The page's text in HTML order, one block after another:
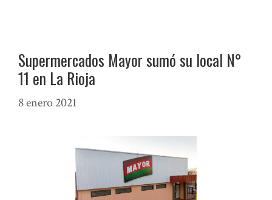
Supermercados Mayor sumó su local N°
11 en La Rioja
8 enero 2021